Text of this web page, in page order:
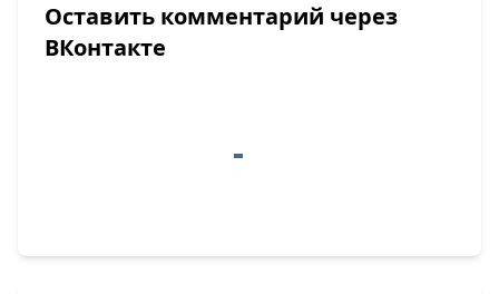
Оставить комментарий через
ВКонтакте